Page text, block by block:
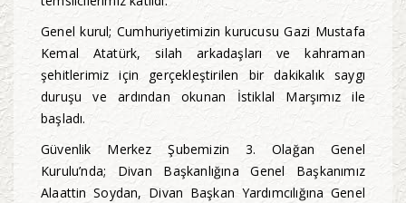
Genel kurul; Cumhuriyetimizin kurucusu Gazi Mustafa
Kemal Atatürk, silah arkadaşları ve kahraman
şehitlerimiz için gerçekleştirilen bir dakikalık saygı
duruşu ve ardından okunan İstiklal Marşımız ile
başladı.
Güvenlik Merkez Şubemizin 3. Olağan Genel
Kurulu’nda; Divan Başkanlığına Genel Başkanımız
Alaattin Soydan, Divan Başkan Yardımcılığına Genel